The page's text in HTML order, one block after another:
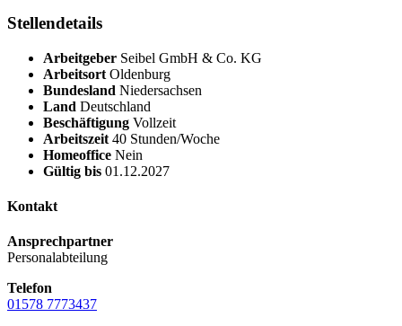
Stellendetails
Arbeitgeber Seibel GmbH & Co. KG
Arbeitsort Oldenburg
Bundesland Niedersachsen
Land Deutschland
Beschäftigung Vollzeit
Arbeitszeit 40 Stunden/Woche
Homeoffice Nein
Gültig bis 01.12.2027
Kontakt
Ansprechpartner
Personalabteilung
Telefon
01578 7773437